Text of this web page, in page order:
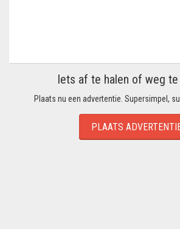
Iets af te halen of weg te
Plaats nu een advertentie. Supersimpel,
PLAATS